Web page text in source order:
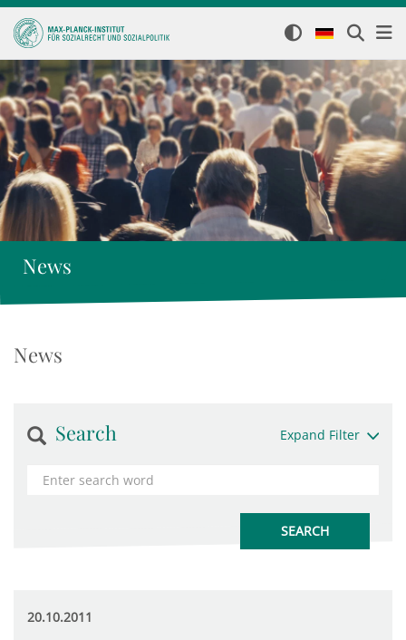
News
News
Search Expand Filter
20.10.2011